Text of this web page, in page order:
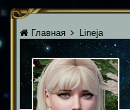
Главная Lineja